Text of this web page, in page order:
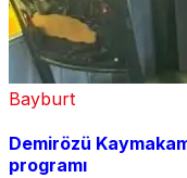
Bayburt
Demirözü
programı